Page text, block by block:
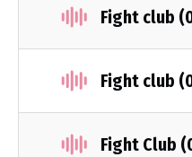
Fight club
Fight club
Fight Club